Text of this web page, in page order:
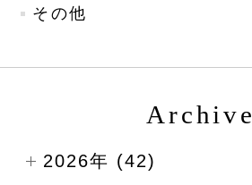
その他
Archive
2026年 (42)